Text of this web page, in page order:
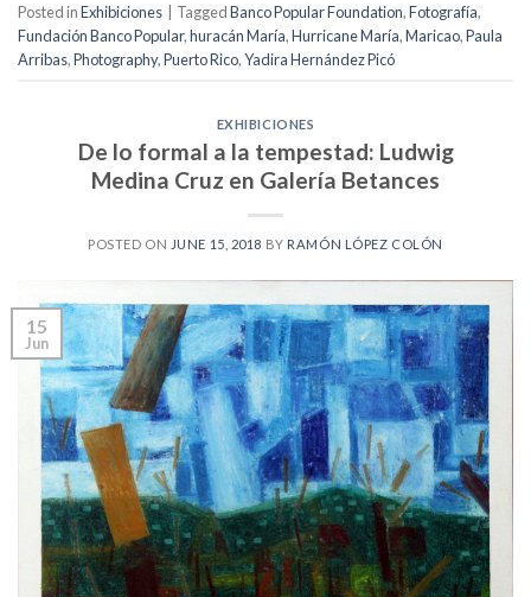
Posted inExhibiciones | TaggedBanco Popular Foundation,Fotografía,
Fundación Banco Popular,huracán María,Hurricane María,Maricao,Paula
Arribas,Photography,Puerto Rico,Yadira Hernández Picó
EXHIBICIONES
De lo formal a la tempestad: Ludwig
Medina Cruz en Galería Betances
POSTED ON JUNE 15, 2018 BY RAMÓN LÓPEZ COLÓN
15
Jun